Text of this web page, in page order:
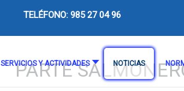
TELÉFONO: 985 27 04 96
SERVICIOS Y ACTIVIDADES NOTICIAS
PARTE